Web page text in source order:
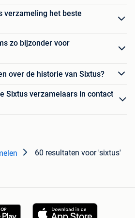
verzameling het beste
zo bijzonder voor
over de historie van Sixtus?
Sixtus verzamelaars in contact
60 resultaten voor 'sixtus'